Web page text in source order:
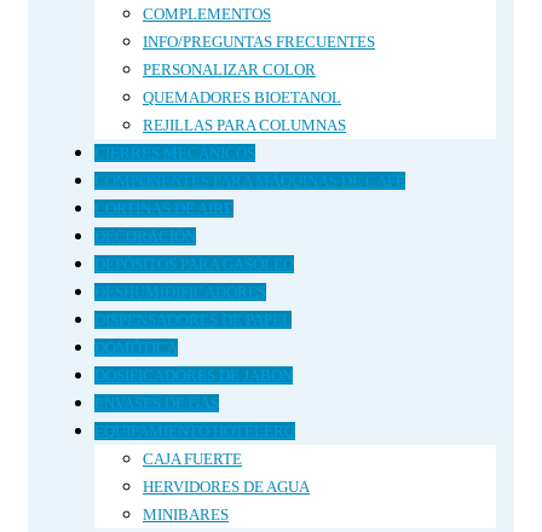
COMPLEMENTOS
INFO/PREGUNTAS FRECUENTES
PERSONALIZAR COLOR
QUEMADORES BIOETANOL
REJILLAS PARA COLUMNAS
CIERRES MECÁNICOS
COMPONENTES PARA MÁQUINAS DE CAFÉ
CORTINAS DE AIRE
DECORACIÓN
DEPÓSITOS PARA GASÓLEO
DESHUMIDIFICADORES
DISPENSADORES DE PAPEL
DOMÓTICA
DOSIFICADORES DE JABÓN
ENVASES DE GAS
EQUIPAMIENTO HOTELERO
CAJA FUERTE
HERVIDORES DE AGUA
MINIBARES